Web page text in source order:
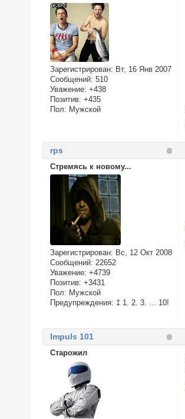
Зарегистрирован: Вт, 16 Янв 2007
Сообщений: 510
Уважение: +438
Позитив: +435
Пол: Мужской
rps
Стремясь к новому...
Зарегистрирован: Вс, 12 Окт 2008
Сообщений: 22652
Уважение: +4739
Позитив: +3431
Пол: Мужской
Предупреждения: ‡ 1. 2. 3. ... 10!
Impuls 101
Cтарожил